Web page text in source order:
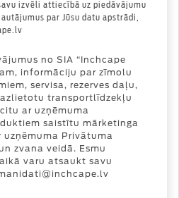
izvēli attiecībā uz piedāvājumu
par Jūsu datu apstrādi,
no SIA “Inchcape
informāciju par zīmolu
servisa, rezerves daļu,
transportlīdzekļu
ar uzņēmuma
saistītu mārketinga
Privātuma
zvana veidā. Esmu
varu atsaukt savu